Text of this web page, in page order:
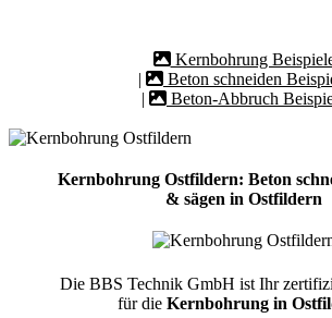
Kernbohrung
|
Beton schneiden
|
Beton-Abbruch
Kernbohrung Ostfildern: Beton
& sägen in Ostfildern
Die BBS Technik GmbH ist Ihr
für die Kernbohrung in